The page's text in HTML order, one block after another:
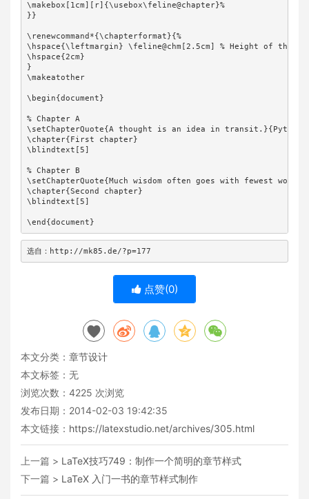
\makebox[1cm][r]{\usebox\feline@chapter}%
}}
\renewcommand*{\chapterformat}{%
\hspace{\leftmargin} \feline@chm[2.5cm] % Height of the
\hspace{2cm}
}
\makeatother
\begin{document}
% Chapter A
\setChapterQuote{A thought is an idea in
\chapter{First chapter}
\blindtext[5]
% Chapter B
\setChapterQuote{Much wisdom often goes with fewest
\chapter{Second chapter}
\blindtext[5]
\end{document}
选自：http://mk85.de/?p=177
点赞(0)
本文分类： 章节设计
本文标签：无
浏览次数： 4225 次浏览
发布日期：2014-02-03 19:42:35
本文链接： https://latexstudio.net/archives/305.html
上一篇 > LaTeX技巧749：制作一个简明的章节样式
下一篇 > LaTeX 入门一书的章节样式制作